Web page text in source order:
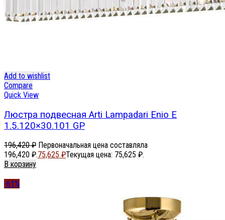
Add to wishlist
Compare
Quick View
Люстра подвесная Arti Lampadari Enio E
1.5.120×30.101 GP
196,420₽ Первоначальная цена составляла
196,420 ₽.75,625 ₽Текущая цена: 75,625 ₽.
В корзину
-61%